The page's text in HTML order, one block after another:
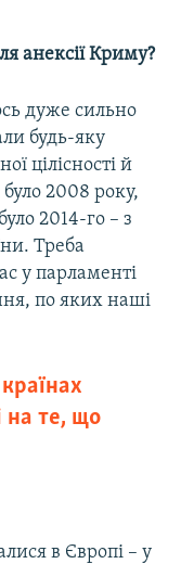
анексії Криму?
дуже сильно
будь-яку
цілісності й
2008 року,
2014-го – з
Треба
у парламенті
по яких наші
на те, що
в Європі – у